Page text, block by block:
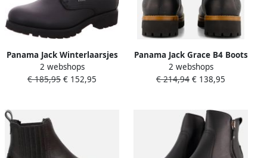
Panama Jack Winterlaarsjes
Panama winter boots lace-
up boots with gore-tex side
2 webshops
€ 185,95 € 152,95
Panama Jack Grace B4 Boots
zwart Leer Dames
2 webshops
€ 214,94 € 138,95